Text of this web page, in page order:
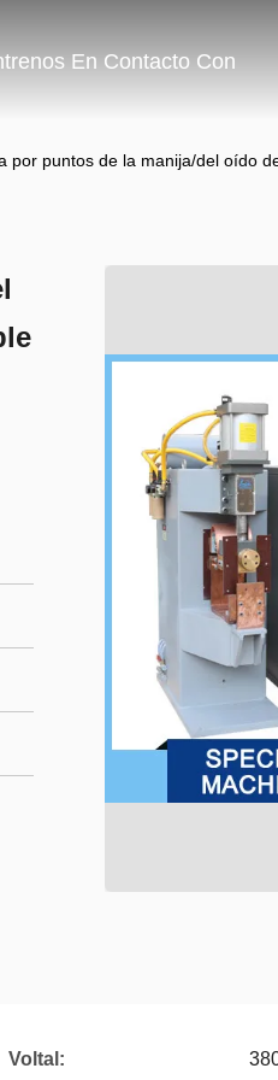
En Contacto Con
por puntos de la manija/del oído
Voltal: